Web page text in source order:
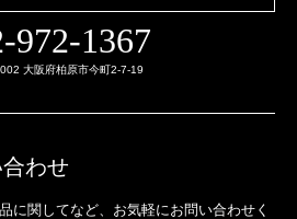
972-1367
大阪府柏原市今町2-7-19
わせ
に関してなど、 お気軽にお問い合わせく